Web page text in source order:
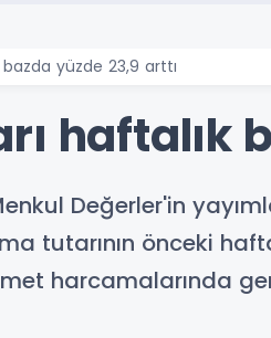
yüzde 23,9 arttı
haftalık
Değerler'in
tutarının önceki
harcamalarında